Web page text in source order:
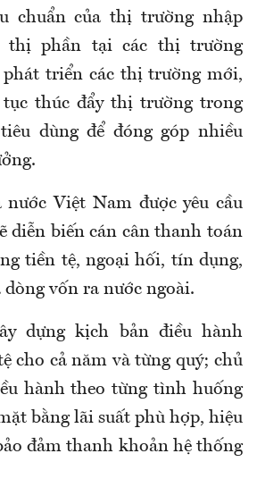
chuẩn của thị trường nhập
thị phần tại các thị trường
triển các thị trường mới,
thúc đẩy thị trường trong
dùng để đóng góp nhiều
nước Việt Nam được yêu cầu
diễn biến cán cân thanh toán
tiền tệ, ngoại hối, tín dụng,
dòng vốn ra nước ngoài.
dựng kịch bản điều hành
cho cả năm và từng quý; chủ
hành theo từng tình huống
bằng lãi suất phù hợp, hiệu
đảm thanh khoản hệ thống